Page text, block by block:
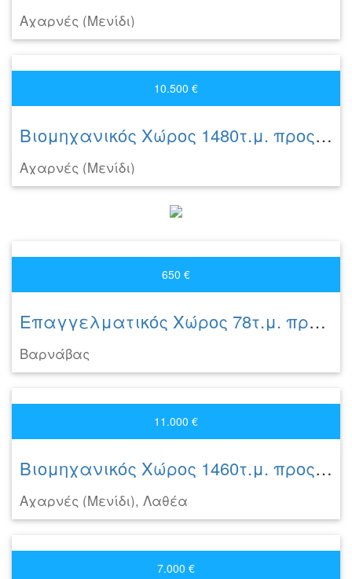
Αχαρνές (Μενίδι)
10.500 €
Βιομηχανικός Χώρος 1480τ.μ. προς ενοικίαση
Αχαρνές (Μενίδι)
650 €
Επαγγελματικός Χώρος 78τ.μ. προς ενοικίαση
Βαρνάβας
11.000 €
Βιομηχανικός Χώρος 1460τ.μ. προς ενοικίαση
Αχαρνές (Μενίδι), Λαθέα
7.000 €